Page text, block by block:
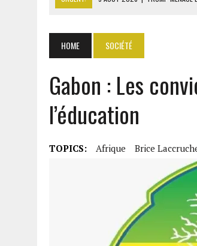
5 AOÛT 2026 | RDC : JUSQU’À 5000 TONNES
HOME SOCIÉTÉ
Gabon : Les
l’éducation
TOPICS: Afrique Brice